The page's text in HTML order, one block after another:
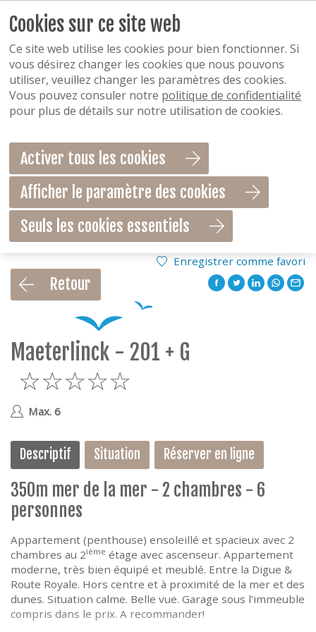
Enregistrer comme favori
Retour
Maeterlinck - 201 + G
5 Max. 6
Descriptif Situation Réserver en ligne
350m mer de la mer - 2 chambres - 6
personnes
Appartement (penthouse) ensoleillé et spacieux avec 2
chambres au 2ième étage avec ascenseur. Appartement
moderne, très bien équipé et meublé. Entre la Digue &
Route Royale. Hors centre et à proximité de la mer et des
dunes. Situation calme. Belle vue. Garage sous l’immeuble
compris dans le prix. A recommander!
Cookies sur ce site web
Ce site web utilise les cookies pour bien fonctionner. Si
vous désirez changer les cookies que nous pouvons
utiliser, veuillez changer les paramètres des cookies.
Vous pouvez consuler notre politique de confidentialité
pour plus de détails sur notre utilisation de cookies.
Activer tous les cookies
Afficher le paramètre des cookies
Seuls les cookies essentiels